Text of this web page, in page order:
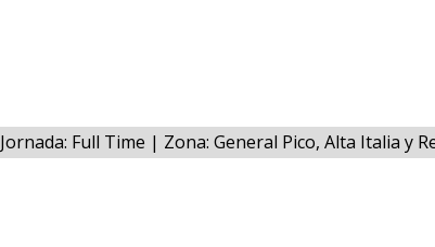
Jornada: Full Time | Zona: General Pico, Alta Italia y